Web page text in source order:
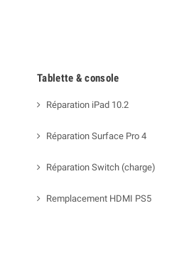
Tablette & console
Réparation iPad 10.2
Réparation Surface Pro 4
Réparation Switch (charge)
Remplacement HDMI PS5